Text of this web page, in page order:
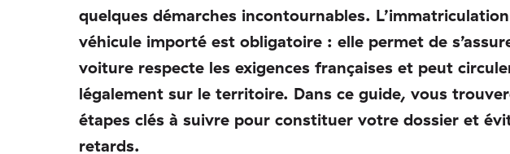
quelques démarches incontournables. L’immatriculation
véhicule importé est obligatoire : elle permet de
voiture respecte les exigences françaises et peut
légalement sur le territoire. Dans ce guide, vous
étapes clés à suivre pour constituer votre dossier et
retards.